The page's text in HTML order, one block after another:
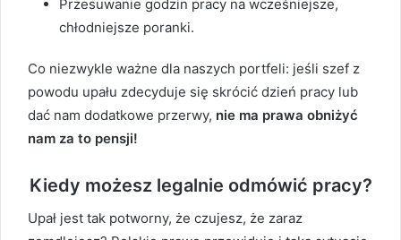
Przesuwanie godzin pracy na wcześniejsze,
chłodniejsze poranki.
Co niezwykle ważne dla naszych portfeli: jeśli szef z
powodu upału zdecyduje się skrócić dzień pracy lub
dać nam dodatkowe przerwy, nie ma prawa obniżyć
nam za to pensji!
Kiedy możesz legalnie odmówić pracy?
Upał jest tak potworny, że czujesz, że zaraz